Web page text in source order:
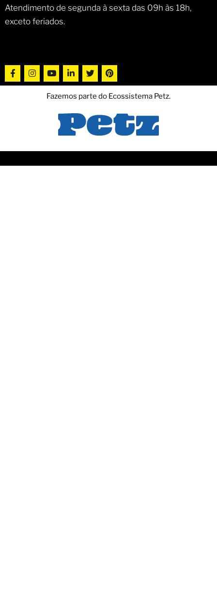
Atendimento de segunda à sexta das 09h às 18h,
exceto feriados.
Fazemos parte do Ecossistema Petz.